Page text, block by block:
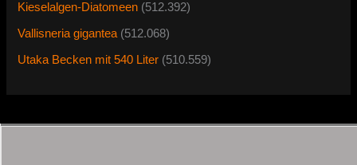
Kieselalgen-Diatomeen (512.392)
Vallisneria gigantea (512.068)
Utaka Becken mit 540 Liter (510.559)